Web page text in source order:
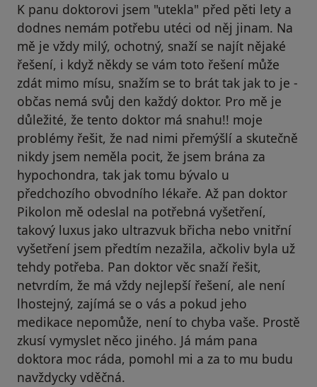
K panu doktorovi jsem "utekla" před pěti lety a
dodnes nemám potřebu utéci od něj jinam. Na
mě je vždy milý, ochotný, snaží se najít nějaké
řešení, i když někdy se vám toto řešení může
zdát mimo mísu, snažím se to brát tak jak to je -
občas nemá svůj den každý doktor. Pro mě je
důležité, že tento doktor má snahu!! moje
problémy řešit, že nad nimi přemýšlí a skutečně
nikdy jsem neměla pocit, že jsem brána za
hypochondra, tak jak tomu bývalo u
předchozího obvodního lékaře. Až pan doktor
Pikolon mě odeslal na potřebná vyšetření,
takový luxus jako ultrazvuk břicha nebo vnitřní
vyšetření jsem předtím nezažila, ačkoliv byla už
tehdy potřeba. Pan doktor věc snaží řešit,
netvrdím, že má vždy nejlepší řešení, ale není
lhostejný, zajímá se o vás a pokud jeho
medikace nepomůže, není to chyba vaše. Prostě
zkusí vymyslet něco jiného. Já mám pana
doktora moc ráda, pomohl mi a za to mu budu
navždycky vděčná.